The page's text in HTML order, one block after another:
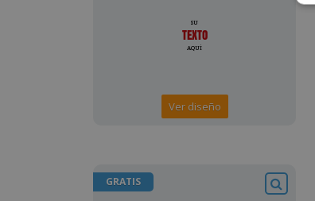
Ver diseño
GRATIS